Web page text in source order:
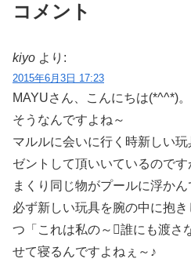
コメント
kiyo より:
2015年6月3日 17:23
MAYUさん、こんにちは(*^^*)。
そうなんですよね～
マルルに会いに行く時新しい
ゼントして頂いいているので
まくり同じ物がプールに浮かん
必ず新しい玩具を腕の中に抱
つ「これは私の～󾭠誰にも渡さ
せて寝るんですよねぇ～♪